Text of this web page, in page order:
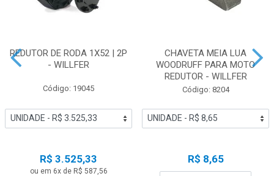
REDUTOR DE RODA 1X52 | 2P
- WILLFER
Código: 19045
R$ 3.525,33
ou em 6x de R$ 587,56
CHAVETA MEIA LUA
WOODRUFF PARA MOTO
REDUTOR - WILLFER
Código: 8204
R$ 8,65